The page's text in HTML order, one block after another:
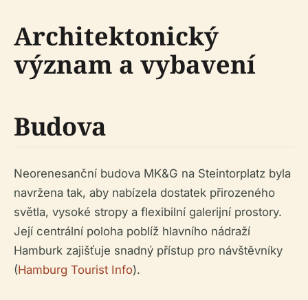
Architektonický
význam a vybavení
Budova
Neorenesanční budova MK&G na Steintorplatz byla
navržena tak, aby nabízela dostatek přirozeného
světla, vysoké stropy a flexibilní galerijní prostory.
Její centrální poloha poblíž hlavního nádraží
Hamburk zajišťuje snadný přístup pro návštěvníky
(Hamburg Tourist Info).